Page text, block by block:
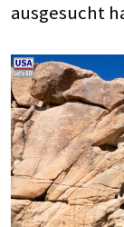
ausgesucht